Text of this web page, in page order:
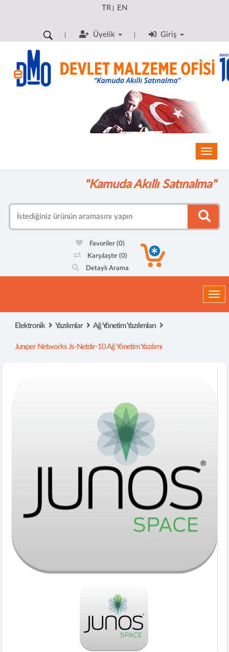
TR| EN
Üyelik Giriş
"Kamuda Akıllı Satınalma"
Favoriler(0)
Karşılaştır (0)
Detaylı Arama
Elektronik Yazılımlar Ağ Yönetim Yazılımları
Junıper Networks Js-Netdır-10 Ağ Yönetim Yazılımı